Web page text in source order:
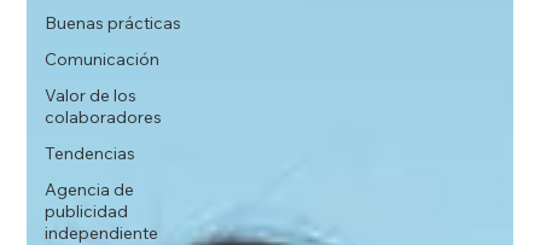
Buenas prácticas
Comunicación
Valor de los
colaboradores
Tendencias
Agencia de
publicidad
independiente